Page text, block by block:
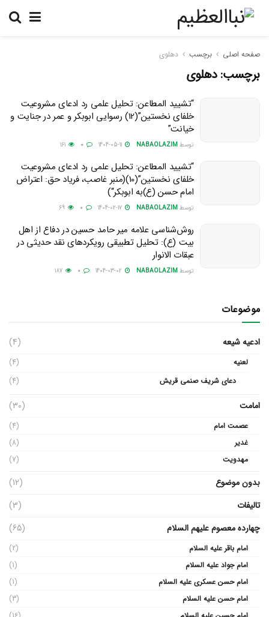
صفحه اصلی برچسب دهلوی
برچسب:دهلوی
“تشیید المطاعن: تحلیل علمی رد ادعای مشروعیت
خلفای نخستین”(12) رسوایی ابوبکر و عمر در جنایت و
خیانت”
توسط NABAOLAZIM
“تشیید المطاعن: تحلیل علمی رد ادعای مشروعیت
خلفای نخستین”(10)(منبر غاصب، فریاد حق: اعتراض
امام حسن (ع)به ابوبکر“)
توسط NABAOLAZIM
روش‌شناسی علامه میر حامد حسین در دفاع از اهل
بیت (ع): تحلیل تطبیقی رویکردهای نقد حدیثی در
عبقات الانوار
توسط NABAOLAZIM
موضوعات
ادعیه شیعه (4)
لعنیه
(4)
دعای شریف صنمی قریش
(4)
امامت (30)
عصمت امام
(4)
غدیر
(8)
مهدویت
(7)
بدون موضوع
(12)
تالیفات
(3)
چهارده معصوم علیهم السلام
(65)
امام باقر علیه السلام
(2)
امام جواد علیه السلام
(1)
امام حسن عسکری علیه السلام
(1)
امام حسن علیه السلام
(3)